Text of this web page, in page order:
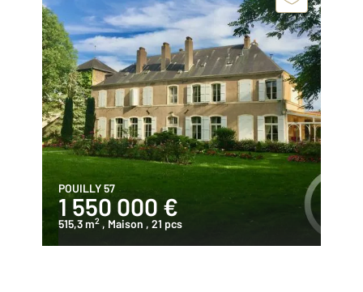
POUILLY 57
1 550 000 €
515,3 m2 , Maison , 21 pcs